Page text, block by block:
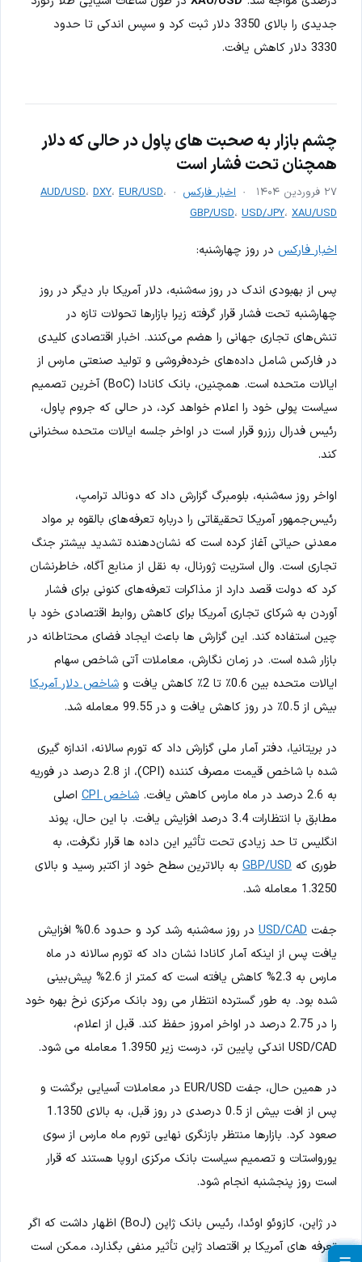
جدیدی را بالای 3350 دلار ثبت کرد و سپس اندکی تا حدود
3330 دلار کاهش یافت.
چشم بازار به صحبت های پاول در حالی که دلار
همچنان تحت فشار است
۲۷ فروردین ۱۴۰۴ اخبار فارکس AUD/USD، DXY، EUR/USD،
GBP/USD، USD/JPY، XAU/USD
اخبار فارکس در روز چهارشنبه:
پس از بهبودی اندک در روز سه‌شنبه، دلار آمریکا بار دیگر در روز
چهارشنبه تحت فشار قرار گرفته زیرا بازارها تحولات تازه در
تنش‌های تجاری جهانی را هضم می‌کنند. اخبار اقتصادی کلیدی
در فارکس شامل داده‌های خرده‌فروشی و تولید صنعتی مارس از
ایالات متحده است. همچنین، بانک کانادا (BoC) آخرین تصمیم
سیاست پولی خود را اعلام خواهد کرد، در حالی که جروم پاول،
رئیس فدرال رزرو قرار است در اواخر جلسه ایالات متحده سخنرانی
کند.
اواخر روز سه‌شنبه، بلومبرگ گزارش داد که دونالد ترامپ،
رئیس‌جمهور آمریکا تحقیقاتی را درباره تعرفه‌های بالقوه بر مواد
معدنی حیاتی آغاز کرده است که نشان‌دهنده تشدید بیشتر جنگ
تجاری است. وال استریت ژورنال، به نقل از منابع آگاه، خاطرنشان
کرد که دولت قصد دارد از مذاکرات تعرفه‌های کنونی برای فشار
آوردن به شرکای تجاری آمریکا برای کاهش روابط اقتصادی خود با
چین استفاده کند. این گزارش ها باعث ایجاد فضای محتاطانه در
بازار شده است. در زمان نگارش، معاملات آتی شاخص سهام
ایالات متحده بین 0.6٪ تا 2٪ کاهش یافت و
شاخص دلار آمریکا
بیش از 0.5٪ در روز کاهش یافت و در 99.55 معامله شد.
در بریتانیا، دفتر آمار ملی گزارش داد که تورم سالانه، اندازه گیری
شده با شاخص قیمت مصرف کننده (CPI)، از 2.8 درصد در فوریه
به 2.6 درصد در ماه مارس کاهش یافت.
شاخص CPI
اصلی
مطابق با انتظارات 3.4 درصد افزایش یافت. با این حال، پوند
انگلیس تا حد زیادی تحت تأثیر این داده ها قرار نگرفت، به
طوری که GBP/USD به بالاترین سطح خود از اکتبر رسید و بالای
1.3250 معامله شد.
جفت USD/CAD
در روز سه‌شنبه رشد کرد و حدود 0.6% افزایش
یافت پس از اینکه آمار کانادا نشان داد که تورم سالانه در ماه
مارس به 2.3% کاهش یافته است که کمتر از 2.6% پیش‌بینی
شده بود. به طور گسترده انتظار می رود بانک مرکزی نرخ بهره خود
را در 2.75 درصد در اواخر امروز حفظ کند. قبل از اعلام،
USD/CAD اندکی پایین تر، درست زیر 1.3950 معامله می شود.
در همین حال، جفت EUR/USD در معاملات آسیایی برگشت و
پس از افت بیش از 0.5 درصدی در روز قبل، به بالای 1.1350
صعود کرد. بازارها منتظر بازنگری نهایی تورم ماه مارس از سوی
یورواستات و تصمیم سیاست بانک مرکزی اروپا هستند که قرار
است روز پنجشنبه انجام شود.
در ژاپن، کازوئو اوئدا، رئیس بانک ژاپن (BoJ) اظهار داشت که اگر
تعرفه های آمریکا بر اقتصاد ژاپن تأثیر منفی بگذارد، ممکن است